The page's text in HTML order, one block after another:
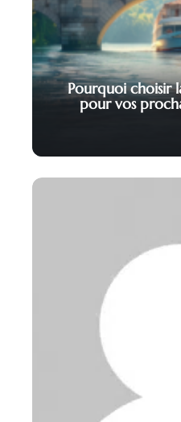
Pourquoi choisir
pour vos